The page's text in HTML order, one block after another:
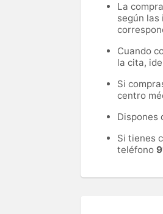
La
según las
Cuando
la cita,
Si
centro
Dispones
Si tienes
teléfono